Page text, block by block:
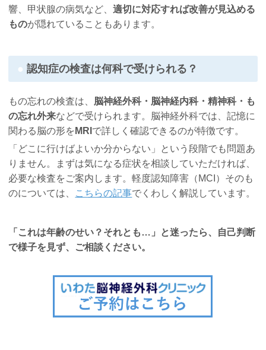
響、甲状腺の病気など、適切に対応すれば改善が見込める
ものが隠れていることもあります。
認知症の検査は何科で受けられる？
もの忘れの検査は、 脳神経外科・脳神経内科・精神科・も
の忘れ外来などで受けられます。脳神経外科では、記憶に
関わる脳の形を MRI で詳しく確認できるのが特徴です。
「どこに行けばよいか分からない」という段階でも問題あ
りません。まずは気になる症状を相談していただければ、
必要な検査をご案内します。軽度認知障害（MCI）そのも
のについては、 こちらの記事でくわしく解説しています。
「これは年齢のせい？それとも…」と迷ったら、自己判断
で様子を見ず、ご相談ください。